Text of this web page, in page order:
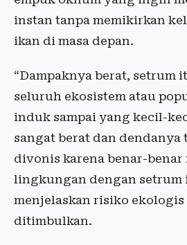
instan tanpa memikirkan
ikan di masa depan.
“Dampaknya berat, setrum
seluruh ekosistem atau
induk sampai yang kecil-
sangat berat dan dendanya
divonis karena benar-benar
lingkungan dengan
menjelaskan risiko ekologis
ditimbulkan.